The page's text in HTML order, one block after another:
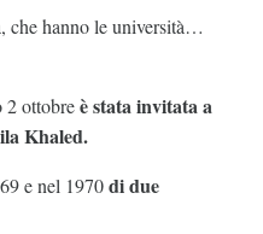
che hanno le università…
2 ottobreè stata invitata a
Khaled.
e nel 1970di due